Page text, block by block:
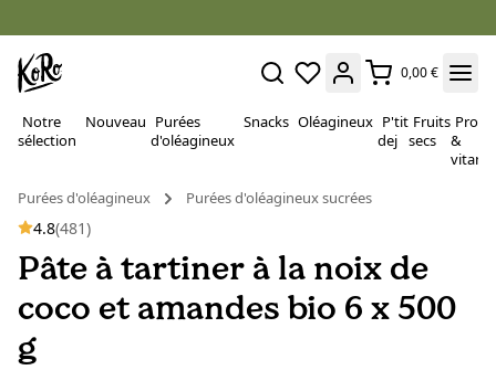
0,00 €
Notre
sélection
Nouveau Purées
d'oléagineux
Snacks Oléagineux P'tit
dej
Fruits
secs
&
Purées d'oléagineux
Purées d'oléagineux sucrées
4.8(481)
Pâte à tartiner à la noix de
coco et amandes bio 6 x 500
g